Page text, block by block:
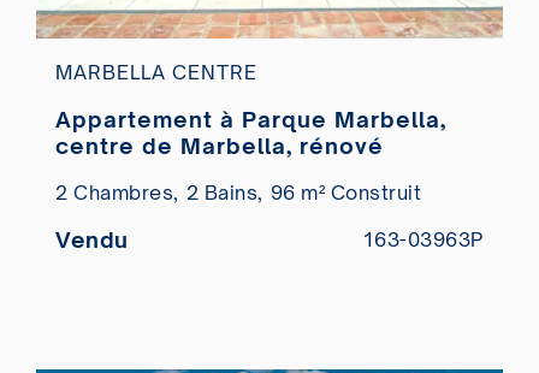
MARBELLA CENTRE
Appartement à Parque Marbella,
centre de Marbella, rénové
2 Chambres, 2 Bains, 96 m² Construit
Vendu 163-03963P